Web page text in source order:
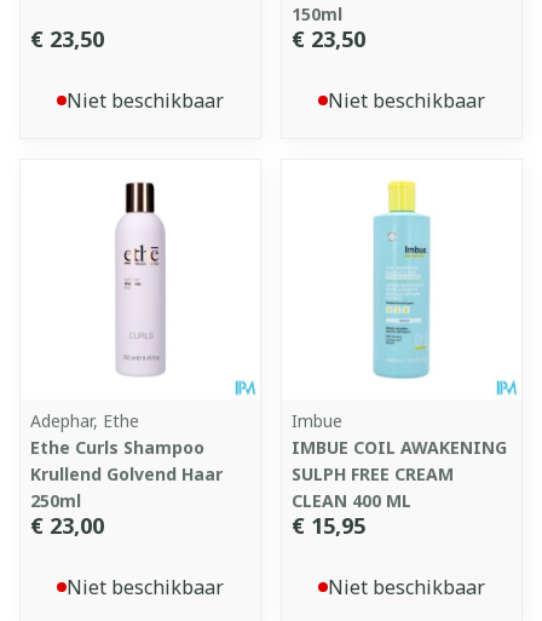
€ 23,50
Niet beschikbaar
150ml
€ 23,50
Niet beschikbaar
Adephar, Ethe
Ethe Curls Shampoo
Krullend Golvend Haar
250ml
€ 23,00
Niet beschikbaar
Imbue
IMBUE COIL AWAKENING
SULPH FREE CREAM
CLEAN 400 ML
€ 15,95
Niet beschikbaar